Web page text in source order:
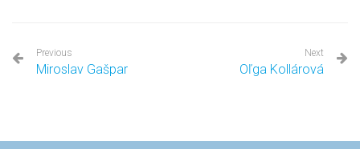
Previous
Miroslav Gašpar
Next
Oľga Kollárová